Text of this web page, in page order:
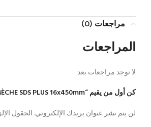
مراجعات (0)
المراجعات
لا توجد مراجعات بعد.
كن أول من يقيم “MÈCHE SDS PLUS 16x450mm”
لن يتم نشر عنوان بريدك الإلكتروني. الحقول